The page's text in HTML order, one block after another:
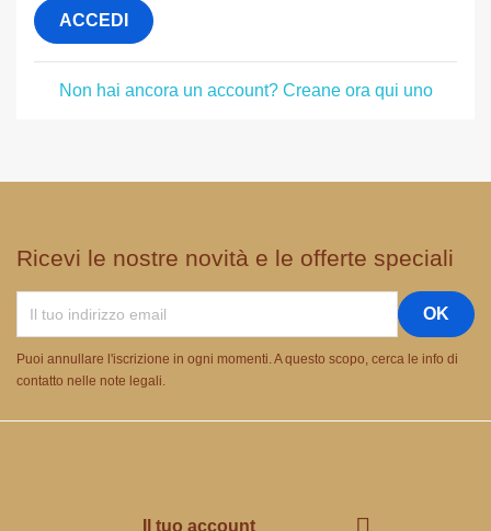
ACCEDI
Non hai ancora un account? Creane ora qui uno
Ricevi le nostre novità e le offerte speciali
Puoi annullare l'iscrizione in ogni momenti. A questo scopo, cerca le info di
contatto nelle note legali.
Il tuo account